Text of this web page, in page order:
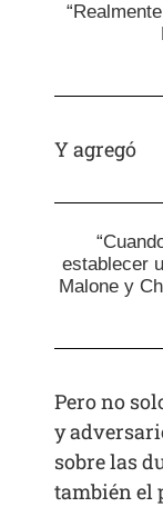
Y agregó
establecer
Malone y
Pero no
y
sobre las
también el